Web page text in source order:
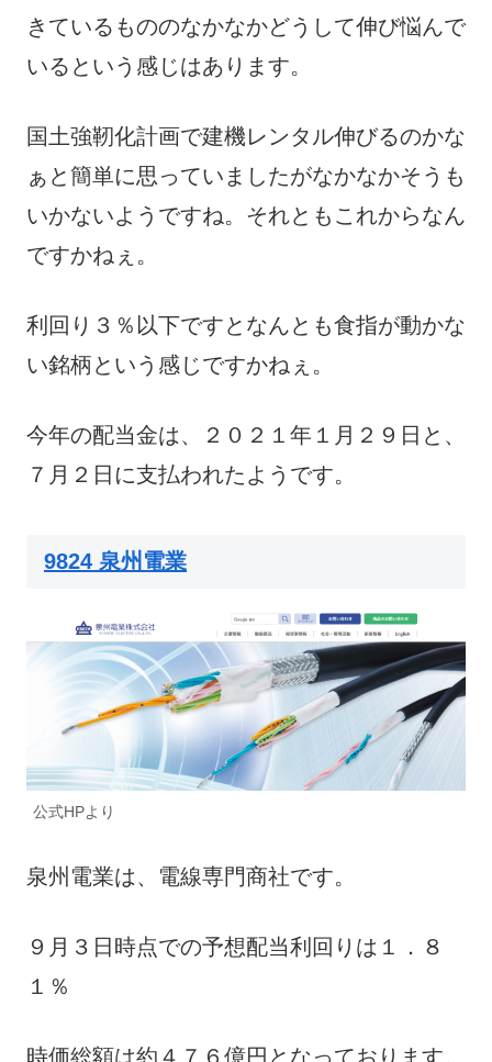
きているもののなかなかどうして伸び悩んで
いるという感じはあります。
国土強靭化計画で建機レンタル伸びるのかな
ぁと簡単に思っていましたがなかなかそうも
いかないようですね。それともこれからなん
ですかねぇ。
利回り３％以下ですとなんとも食指が動かな
い銘柄という感じですかねぇ。
今年の配当金は、２０２１年１月２９日と、
７月２日に支払われたようです。
9824 泉州電業
公式HPより
泉州電業は、電線専門商社です。
９月３日時点での予想配当利回りは１．８
１％
時価総額は約４７６億円となっております。